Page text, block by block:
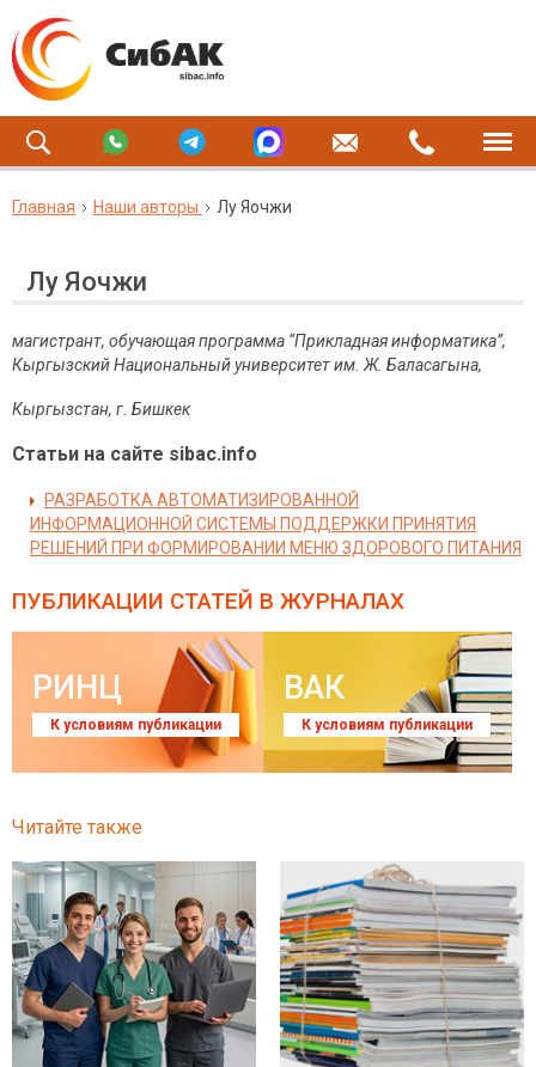
Главная Наши авторы Лу Яочжи
Лу Яочжи
магистрант, обучающая программа “Прикладная информатика”,
Кыргызский Национальный университет им. Ж. Баласагына,
Кыргызстан, г. Бишкек
Статьи на сайте sibac.info
РАЗРАБОТКА АВТОМАТИЗИРОВАННОЙ
ИНФОРМАЦИОННОЙ СИСТЕМЫ ПОДДЕРЖКИ ПРИНЯТИЯ
РЕШЕНИЙ ПРИ ФОРМИРОВАНИИ МЕНЮ ЗДОРОВОГО ПИТАНИЯ
ПУБЛИКАЦИИ СТАТЕЙ В ЖУРНАЛАХ
РИНЦ
К условиям публикации
ВАК
К условиям публикации
Читайте также